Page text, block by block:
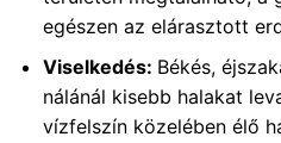
egészen az elárasztott
Viselkedés: Békés,
nálánál kisebb halakat
vízfelszín közelében élő